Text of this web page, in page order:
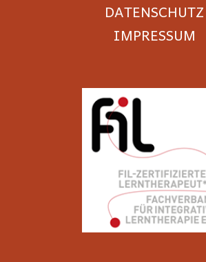
DATENSCHUTZ
IMPRESSUM